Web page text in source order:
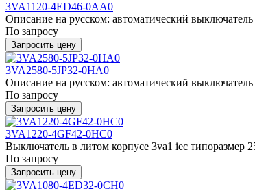
3VA1120-4ED46-0AA0
Описание на русском: автоматический
По запросу
Запросить цену
3VA2580-5JP32-0HA0
Описание на русском: автоматический
По запросу
Запросить цену
3VA1220-4GF42-0HC0
Выключатель в литом корпусе 3va1 iec типоразмер
По запросу
Запросить цену